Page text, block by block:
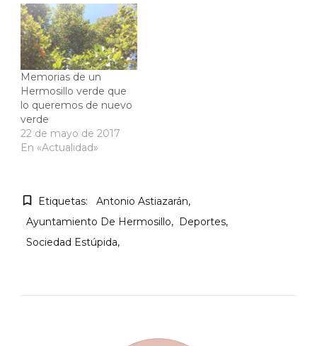
Memorias de un
Hermosillo verde que
lo queremos de nuevo
verde
22 de mayo de 2017
En «Actualidad»
Etiquetas:
Antonio Astiazarán
Ayuntamiento De Hermosillo
Deportes
Sociedad Estúpida